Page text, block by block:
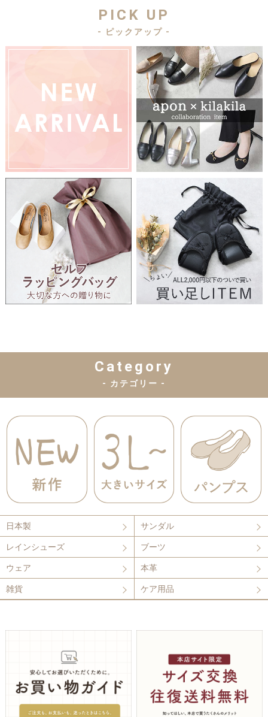
PICK UP
- ピックアップ -
Category
- カテゴリー -
日本製 サンダル
レインシューズ ブーツ
ウェア 本革
雑貨 ケア用品